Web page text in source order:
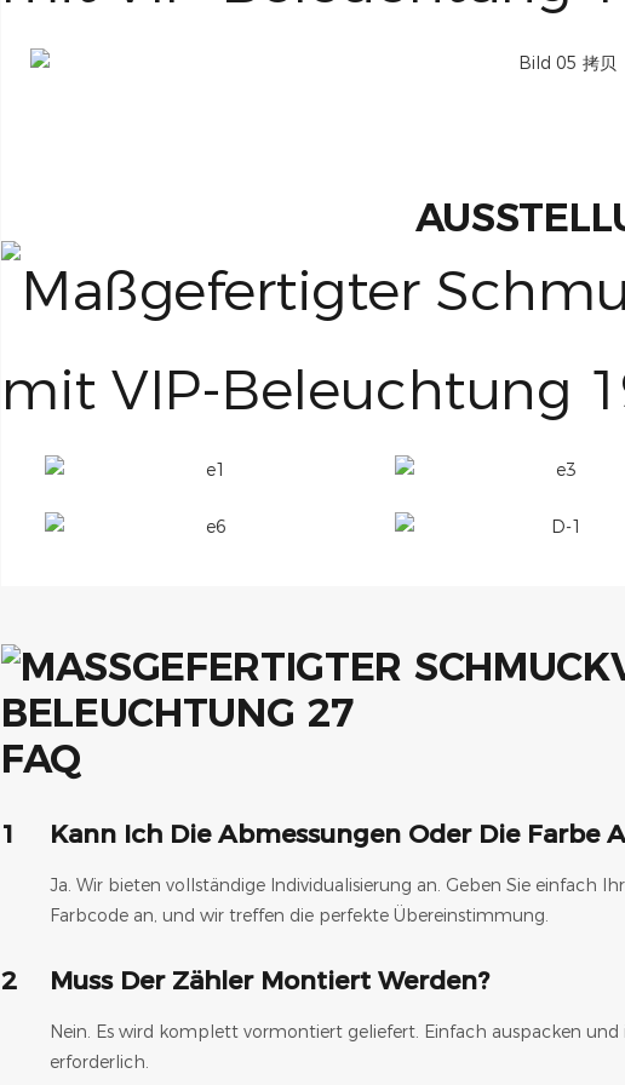
FAQ
1 Kann Ich Die Abmessungen Oder Die Farbe
Ja. Wir bieten vollständige Individualisierung an. Geben Sie einfach
Farbcode an, und wir treffen die perfekte Übereinstimmung.
2 Muss Der Zähler Montiert Werden?
Nein. Es wird komplett vormontiert geliefert. Einfach auspacken
erforderlich.